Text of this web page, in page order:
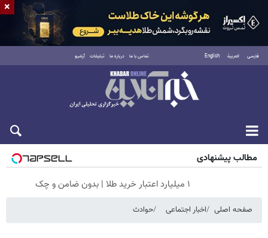
فارسی العربية English تماس با ما درباره ما تبلیغات آرشیو
پنجشنبه ۱۵ مرداد ۱۴۰۵
مطالب پیشنهادی
۱ میلیارد اعتبار خرید طلا | بدون ضامن و چک
صفحه اصلی اخبار اجتماعی حوادث
×